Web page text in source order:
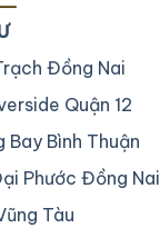
Đồng Nai
Quận 12
Bay Bình Thuận
Phước Đồng Nai
Tàu